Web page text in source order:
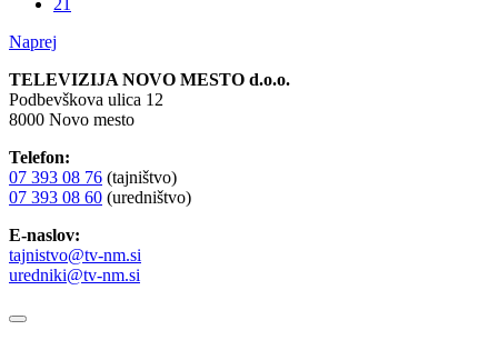
21
Naprej
TELEVIZIJA NOVO MESTO d.o.o.
Podbevškova ulica 12
8000 Novo mesto
Telefon:
07 393 08 76 (tajništvo)
07 393 08 60 (uredništvo)
E-naslov:
tajnistvo@tv-nm.si
uredniki@tv-nm.si